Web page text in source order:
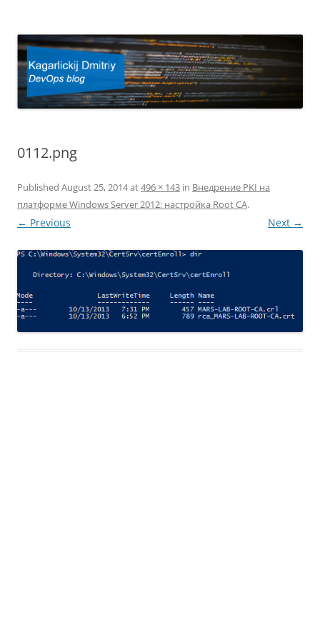
0112.png
Published August 25, 2014at496 × 143 in Внедрение PKI на
платформе Windows Server 2012: настройка Root CA.
← Previous Next →